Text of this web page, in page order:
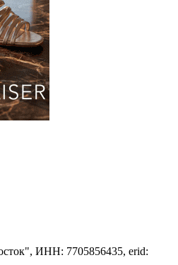
ИНН: 7705856435, erid: